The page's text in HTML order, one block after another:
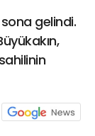
gelindi.